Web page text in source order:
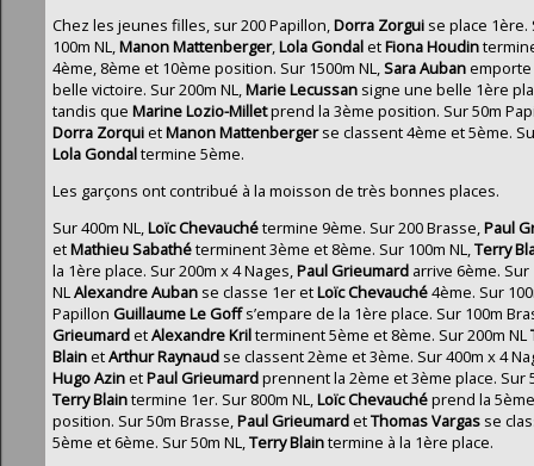
Chez les jeunes filles, sur 200 Papillon,Dorra Zorgui se place 1ère.
100m NL,Manon Mattenberger,LolaGondaletFiona Houdin
4ème, 8ème et 10ème position. Sur 1500m NL,Sara Auban
belle victoire. Sur 200m NL,Marie Lecussan signe une belle 1ère
tandis que Marine Lozio-Milletprend la 3ème position. Sur 50m
Dorra ZorquietManon Mattenbergerse classent 4ème et 5ème.
Lola Gondaltermine 5ème.
Les garçons ont contribué à la moisson de très bonnes places.
Sur 400m NL,Loïc Chevauchétermine 9ème. Sur 200 Brasse,Paul
etMathieu Sabathéterminent 3ème et 8ème. Sur 100m NL,Terry
la 1ère place. Sur 200m x 4 Nages,Paul Grieumard arrive 6ème. Sur
NLAlexandre Auban se classe 1er etLoïc Chevauché4ème. Sur
Papillon Guillaume Le Goffs’empare de la 1ère place. Sur 100m
GrieumardetAlexandre Krilterminent 5ème et 8ème. Sur 200m NL
BlainetArthur Raynaud se classent 2ème et 3ème. Sur 400m x 4
Hugo AzinetPaulGrieumardprennent la 2ème et 3ème place. Sur
Terry Blaintermine 1er. Sur 800m NL,LoïcChevauchéprend la 5ème
position. Sur 50m Brasse,Paul GrieumardetThomas Vargas se
5ème et 6ème. Sur 50m NL,Terry Blaintermine à la 1ère place.